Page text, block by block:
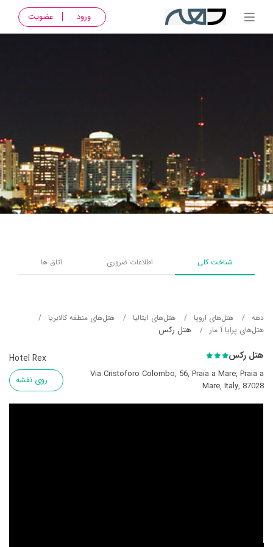
ورود عضویت
شناخت کلی اطلاعات ضروری اتاق ها
دهه هتل‌های اروپا هتل‌های ایتالیا
هتل‌های منطقه کالابریا
هتل‌های پرایا آ مار
هتل رکس
هتل رکس Hotel Rex
Via Cristoforo Colombo, 56, Praia a Mare, Praia a
Mare, Italy, 87028
روی نقشه